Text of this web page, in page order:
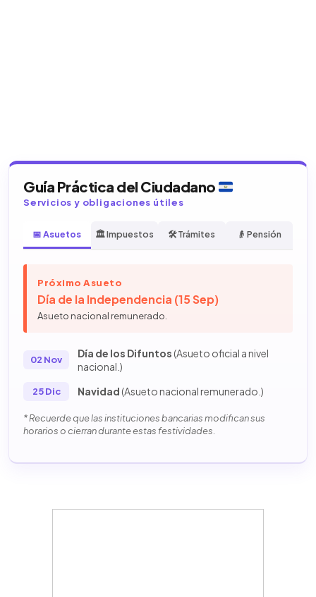
Guía Práctica del Ciudadano
Servicios y obligaciones útiles
📅 Asuetos 🏛️ Impuestos 🛠️ Trámites 👴 Pensión
Próximo Asueto
Día de la Independencia (15 Sep)
Asueto nacional remunerado.
02 Nov
Día de los Difuntos(Asueto oficial a nivel
nacional.)
25 Dic Navidad(Asueto nacional remunerado.)
* Recuerde que las instituciones bancarias modifican sus
horarios o cierran durante estas festividades.